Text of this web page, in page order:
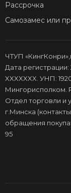
Рассрочка
Самозамес или
ЧТУП
Дата
XXXXXXX. УНП:
Мингорисполком.
Отдел торговли и
г.Минска
обращения
95